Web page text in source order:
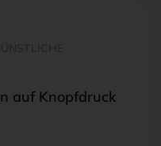
auf Knopfdruck